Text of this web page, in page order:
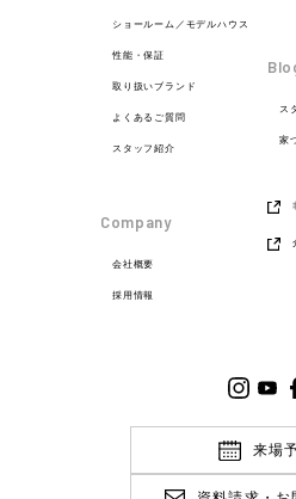
ショールーム／モデルハウス
性能・保証
取り扱いブランド
よくあるご質問
スタッフ紹介
Company
会社概要
採用情報
ス
家
来場